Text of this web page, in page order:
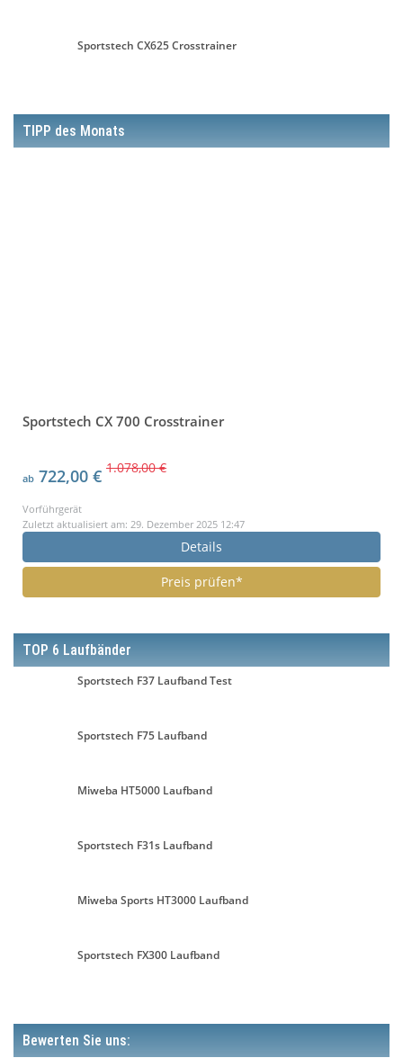
Sportstech CX625 Crosstrainer
TIPP des Monats
Sportstech CX 700 Crosstrainer
ab 722,00 € 1.078,00 €
Vorführgerät
Zuletzt aktualisiert am: 29. Dezember 2025 12:47
Details
Preis prüfen*
TOP 6 Laufbänder
Sportstech F37 Laufband Test
Sportstech F75 Laufband
Miweba HT5000 Laufband
Sportstech F31s Laufband
Miweba Sports HT3000 Laufband
Sportstech FX300 Laufband
Bewerten Sie uns: